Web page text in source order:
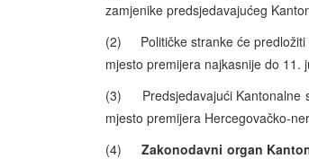
zamjenike predsjedavajućeg
(2) Političke stranke će predložiti
mjesto premijera najkasnije do 11.
(3) Predsjedavajući Kantonalne
mjesto premijera Hercegovačko-
(4)Zakonodavni organ